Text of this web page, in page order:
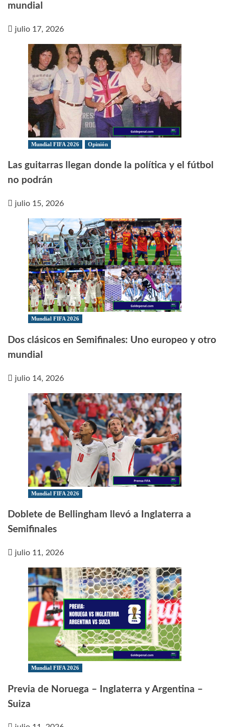
mundial
julio 17, 2026
Mundial FIFA 2026 Opinión
Las guitarras llegan donde la política y el fútbol
no podrán
julio 15, 2026
Mundial FIFA 2026
Dos clásicos en Semifinales: Uno europeo y otro
mundial
julio 14, 2026
Mundial FIFA 2026
Doblete de Bellingham llevó a Inglaterra a
Semifinales
julio 11, 2026
Mundial FIFA 2026
Previa de Noruega – Inglaterra y Argentina –
Suiza